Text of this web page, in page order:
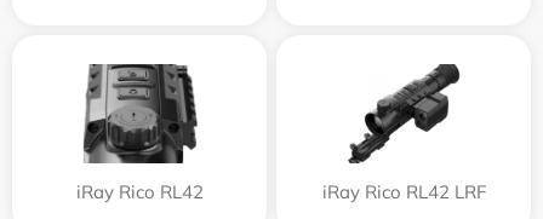
iRay Rico RL42 iRay Rico RL42 LRF